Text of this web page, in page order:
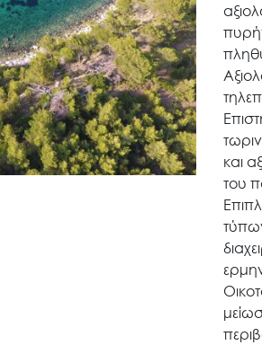
for:
και
του